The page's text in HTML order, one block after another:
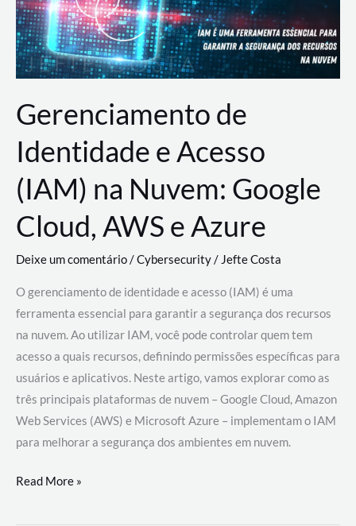
Gerenciamento de
Identidade e Acesso
(IAM) na Nuvem: Google
Cloud, AWS e Azure
Deixe um comentário/Cybersecurity/ Jefte Costa
O gerenciamento de identidade e acesso (IAM) é uma
ferramenta essencial para garantir a segurança dos recursos
na nuvem. Ao utilizar IAM, você pode controlar quem tem
acesso a quais recursos, definindo permissões específicas para
usuários e aplicativos. Neste artigo, vamos explorar como as
três principais plataformas de nuvem – Google Cloud, Amazon
Web Services (AWS) e Microsoft Azure – implementam o IAM
para melhorar a segurança dos ambientes em nuvem.
Gerenciamento
Read More »